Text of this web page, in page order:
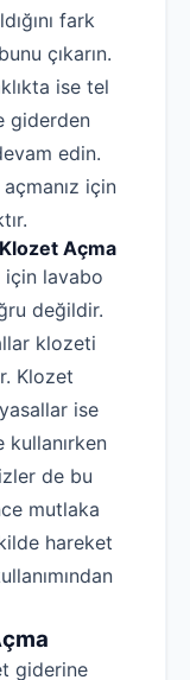
fark
çıkarın.
ise tel
giderden
edin.
için
Klozet Açma
için lavabo
değildir.
klozeti
Klozet
ise
kullanırken
de bu
mutlaka
hareket
giderine